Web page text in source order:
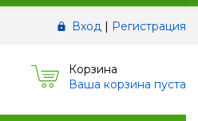
Вход | Регистрация
Корзина
Ваша корзина пуста